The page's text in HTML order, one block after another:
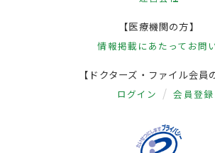
【医療機関の方】
情報掲載にあたって お問
【ドクターズ・ファイル会員
ログイン 会員登録